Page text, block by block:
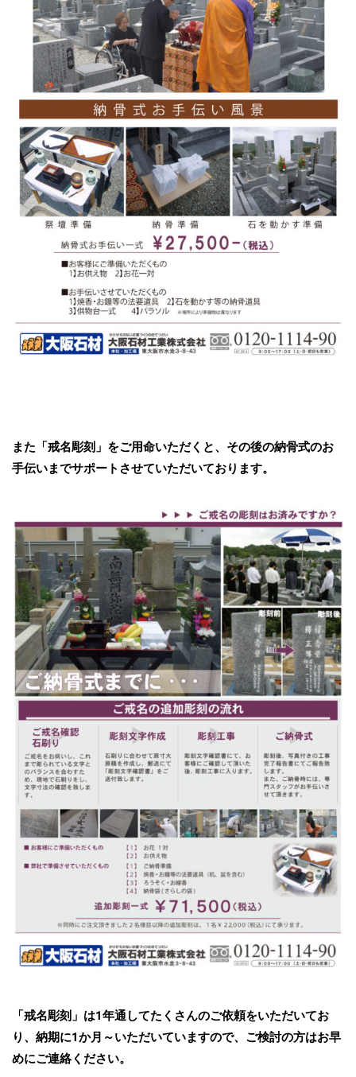
また「戒名彫刻」をご用命いただくと、その後の納骨式のお
手伝いまでサポートさせていただいております。
「戒名彫刻」は1年通してたくさんのご依頼をいただいてお
り、納期に1か月～いただいていますので、ご検討の方はお早
めにご連絡ください。